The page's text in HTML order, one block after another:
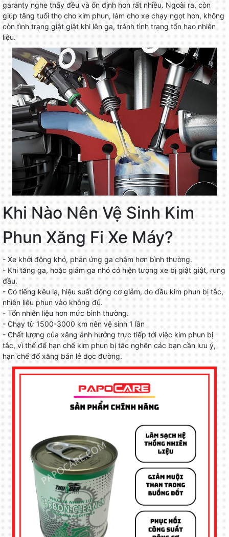
garanty nghe thấy đều và ổn định hơn rất nhiều. Ngoài ra, còn
giúp tăng tuổi thọ cho kim phun, làm cho xe chạy ngọt hơn, không
còn tình trạng giật giật khi lên ga, tránh tình trạng tổn hao nhiên
liệu.
Khi Nào Nên Vệ Sinh Kim
Phun Xăng Fi Xe Máy?
- Xe khởi động khó, phản ứng ga chậm hơn bình thường.
- Khi tăng ga, hoặc giảm ga nhỏ có hiện tượng xe bị giật giật, rung
đầu.
- Có tiếng kêu lạ, hiệu suất động cơ giảm, do đầu kim phun bị tắc,
nhiên liệu phun vào không đủ.
- Tốn nhiên liệu hơn mức bình thường.
- Chạy từ 1500-3000 km nên vệ sinh 1 lần
- Chất lượng của xăng ảnh hưởng trực tiếp tới việc kim phun bị
tắc, vì thế để hạn chế kim phun bị tắc nghẽn các bạn cần lưu ý,
hạn chế đổ xăng bán lẻ dọc đường.